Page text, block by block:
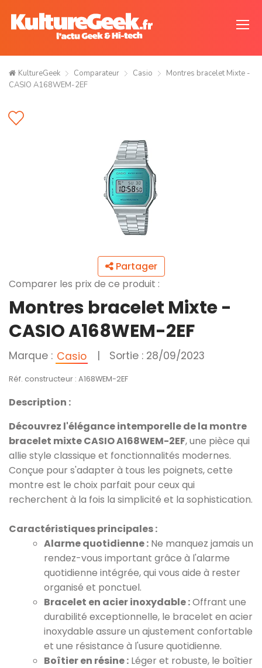
KultureGeek Comparateur Casio
Montres bracelet Mixte -
CASIO A168WEM-2EF
Partager
Comparer les prix de ce produit :
Montres bracelet Mixte -
CASIO A168WEM-2EF
Marque : Casio | Sortie : 28/09/2023
Réf. constructeur : A168WEM-2EF
Description :
Découvrez l'élégance intemporelle de la montre
bracelet mixte CASIO A168WEM-2EF, une pièce qui
allie style classique et fonctionnalités modernes.
Conçue pour s'adapter à tous les poignets, cette
montre est le choix parfait pour ceux qui
recherchent à la fois la simplicité et la sophistication.
Caractéristiques principales :
Alarme quotidienne : Ne manquez jamais un
rendez-vous important grâce à l'alarme
quotidienne intégrée, qui vous aide à rester
organisé et ponctuel.
Bracelet en acier inoxydable :Offrant une
durabilité exceptionnelle, le bracelet en acier
inoxydable assure un ajustement confortable
et une résistance à l'usure quotidienne.
Boîtier en résine : Léger et robuste, le boîtier